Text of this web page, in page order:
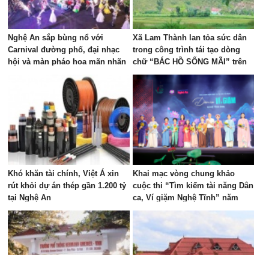
Nghệ An sắp bùng nổ với
Carnival đường phố, đại nhạc
hội và màn pháo hoa mãn nhãn
Xã Lam Thành lan tỏa sức dân
trong công trình tái tạo dòng
chữ “BÁC HỒ SỐNG MÃI” trên
Núi Nhón
Khó khăn tài chính, Việt Á xin
rút khỏi dự án thép gần 1.200 tỷ
tại Nghệ An
Khai mạc vòng chung khảo
cuộc thi “Tìm kiếm tài năng Dân
ca, Ví giặm Nghệ Tĩnh” năm
2026